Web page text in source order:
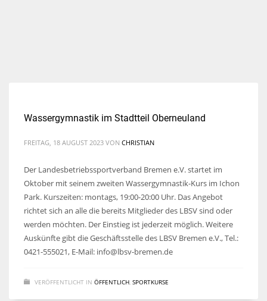
Wassergymnastik im Stadtteil Oberneuland
FREITAG, 18 AUGUST 2023 VON CHRISTIAN
Der Landesbetriebssportverband Bremen e.V. startet im
Oktober mit seinem zweiten Wassergymnastik-Kurs im Ichon
Park. Kurszeiten: montags, 19:00-20:00 Uhr. Das Angebot
richtet sich an alle die bereits Mitglieder des LBSV sind oder
werden möchten. Der Einstieg ist jederzeit möglich. Weitere
Auskünfte gibt die Geschäftsstelle des LBSV Bremen e.V., Tel.:
0421-555021, E-Mail: info@lbsv-bremen.de
VERÖFFENTLICHT IN ÖFFENTLICH SPORTKURSE